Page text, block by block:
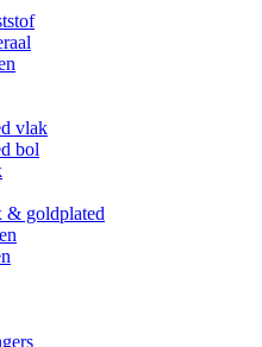
vlak
bol
& goldplated